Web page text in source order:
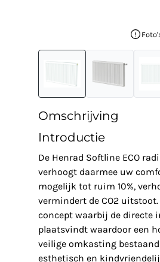
Omschrijving
Introductie
De Henrad Softline ECO
verhoogt daarmee uw
mogelijk tot ruim 10%,
vermindert de CO2
concept waarbij de directe
plaatsvindt waardoor een
veilige omkasting
esthetisch en